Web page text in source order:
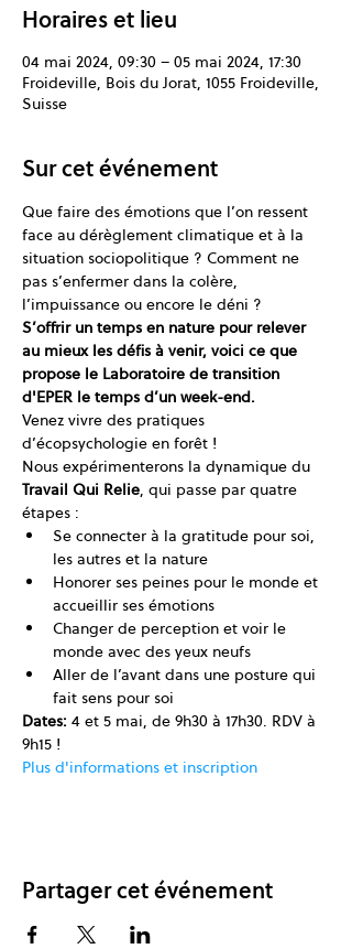
Horaires et lieu
04 mai 2024, 09:30 – 05 mai 2024, 17:30
Froideville, Bois du Jorat, 1055 Froideville,
Suisse
Sur cet événement
Que faire des émotions que l’on ressent
face au dérèglement climatique et à la
situation sociopolitique ? Comment ne
pas s’enfermer dans la colère,
l’impuissance ou encore le déni ?
S’offrir un temps en nature pour relever
au mieux les défis à venir, voici ce que
propose le Laboratoire de transition
d'EPER le temps d’un week-end.
Venez vivre des pratiques
d’écopsychologie en forêt !
Nous expérimenterons la dynamique du
Travail Qui Relie, qui passe par quatre
étapes :
Se connecter à la gratitude pour soi,
les autres et la nature
Honorer ses peines pour le monde et
accueillir ses émotions
Changer de perception et voir le
monde avec des yeux neufs
Aller de l’avant dans une posture qui
fait sens pour soi
Dates: 4 et 5 mai, de 9h30 à 17h30. RDV à
9h15 !
Plus d'informations et inscription
Partager cet événement